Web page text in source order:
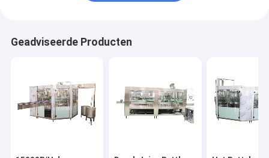
Geadviseerde Producten